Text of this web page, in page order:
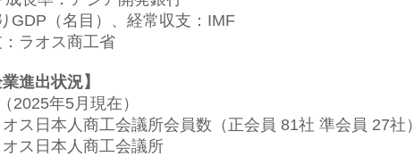
GDP（名目）、経常収支：IMF
ラオス商工省
業進出状況】
2025年5月現在）
ス日本人商工会議所会員数（正会員 81社 準会員 27社）
ス日本人商工会議所